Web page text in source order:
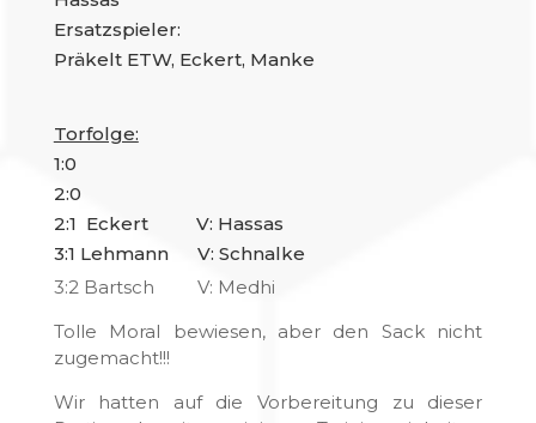
Ersatzspieler:
Präkelt ETW, Eckert, Manke
Torfolge:
1:0
2:0
2:1 Eckert V: Hassas
3:1 Lehmann V: Schnalke
3:2 Bartsch V: Medhi
Tolle Moral bewiesen, aber den Sack nicht
zugemacht!!!
Wir hatten auf die Vorbereitung zu dieser